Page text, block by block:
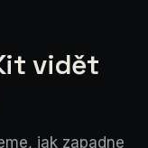
vidět
jak zapadne